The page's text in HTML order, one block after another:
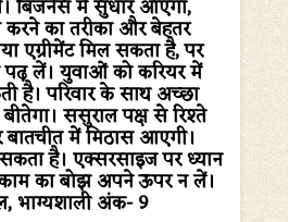
बिजनेस में सुधार आएगा,
का तरीका और बेहतर
एग्रीमेंट मिल सकता है, पर
पढ़ लें। युवाओं को करियर में
है। परिवार के साथ अच्छा
ससुराल पक्ष से रिश्ते
में मिठास आएगी।
सकता है। एक्सरसाइज पर ध्यान
का बोझ अपने ऊपर न लें।
भाग्यशाली अंक-9